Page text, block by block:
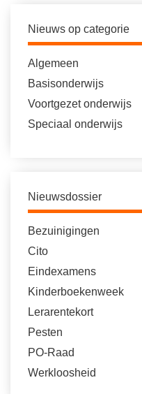
Nieuws op categorie
Algemeen
Basisonderwijs
Voortgezet onderwijs
Speciaal onderwijs
Nieuwsdossier
Bezuinigingen
Cito
Eindexamens
Kinderboekenweek
Lerarentekort
Pesten
PO-Raad
Werkloosheid